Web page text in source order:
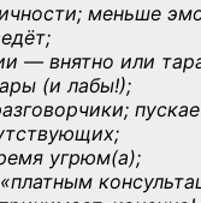
меньше
— внятно или
(и лабы!);
угрюм(а);